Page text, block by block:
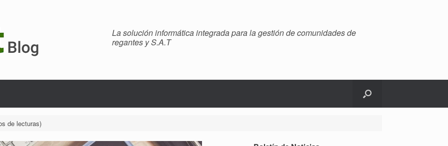
La solución informática integrada para la gestión de comunidades de
regantes y S.A.T
de lecturas)